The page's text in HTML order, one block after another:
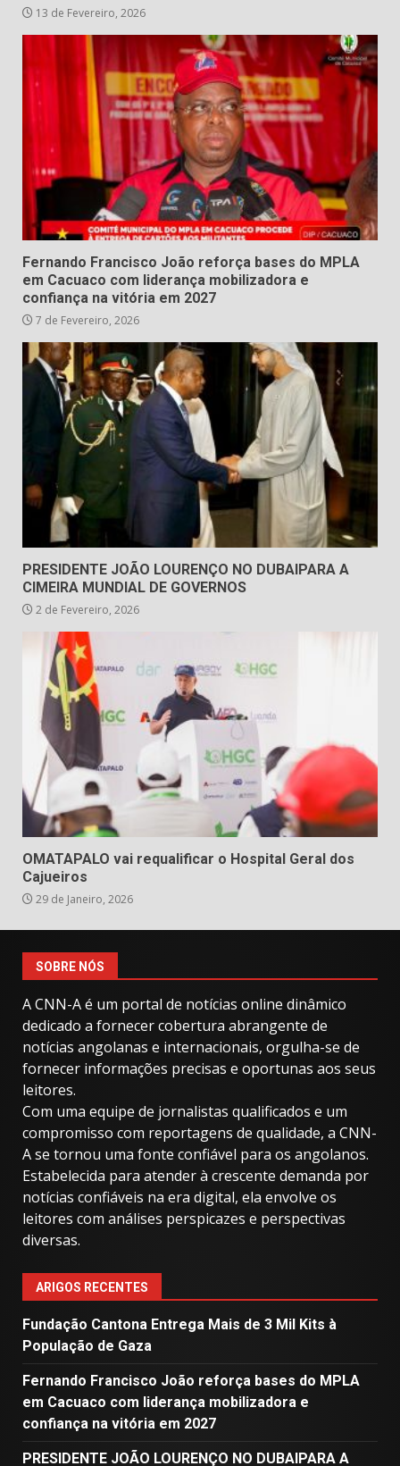
13 de Fevereiro, 2026
Fernando Francisco João reforça bases do MPLA
em Cacuaco com liderança mobilizadora e
confiança na vitória em 2027
7 de Fevereiro, 2026
PRESIDENTE JOÃO LOURENÇO NO DUBAIPARA A
CIMEIRA MUNDIAL DE GOVERNOS
2 de Fevereiro, 2026
OMATAPALO vai requalificar o Hospital Geral dos
Cajueiros
29 de Janeiro, 2026
SOBRE NÓS
A CNN-A é um portal de notícias online dinâmico
dedicado a fornecer cobertura abrangente de
notícias angolanas e internacionais, orgulha-se de
fornecer informações precisas e oportunas aos seus
leitores.
Com uma equipe de jornalistas qualificados e um
compromisso com reportagens de qualidade, a CNN-
A se tornou uma fonte confiável para os angolanos.
Estabelecida para atender à crescente demanda por
notícias confiáveis ​​na era digital, ela envolve os
leitores com análises perspicazes e perspectivas
diversas.
ARIGOS RECENTES
Fundação Cantona Entrega Mais de 3 Mil Kits à
População de Gaza
Fernando Francisco João reforça bases do MPLA
em Cacuaco com liderança mobilizadora e
confiança na vitória em 2027
PRESIDENTE JOÃO LOURENÇO NO DUBAIPARA A